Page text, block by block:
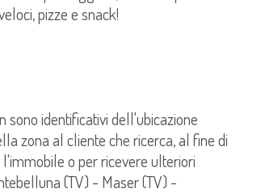
pizze e snack!
sono identificativi dell'ubicazione
zona al cliente che ricerca, al fine di
o per ricevere ulteriori
(TV) - Maser (TV) -